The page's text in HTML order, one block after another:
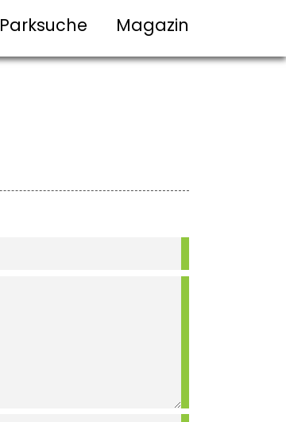
Parksuche Magazin